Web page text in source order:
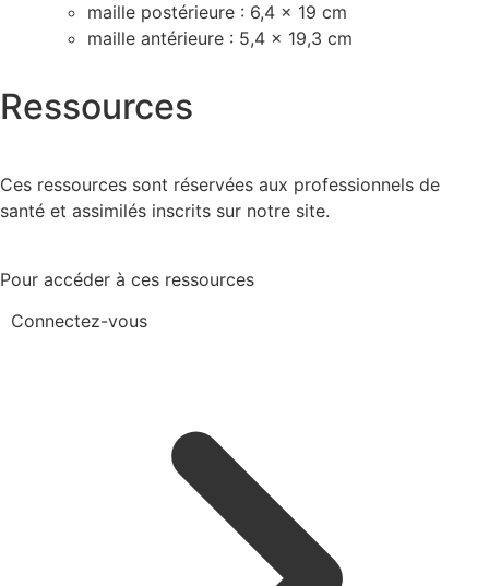
maille postérieure : 6,4 x 19 cm
maille antérieure : 5,4 x 19,3 cm
Ressources
Ces ressources sont réservées aux professionnels de
santé et assimilés inscrits sur notre site.
Pour accéder à ces ressources
Connectez-vous